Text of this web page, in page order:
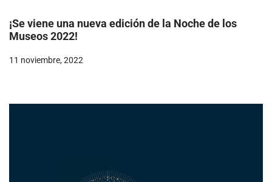
¡Se viene una nueva edición de la Noche de los
Museos 2022!
11 noviembre, 2022